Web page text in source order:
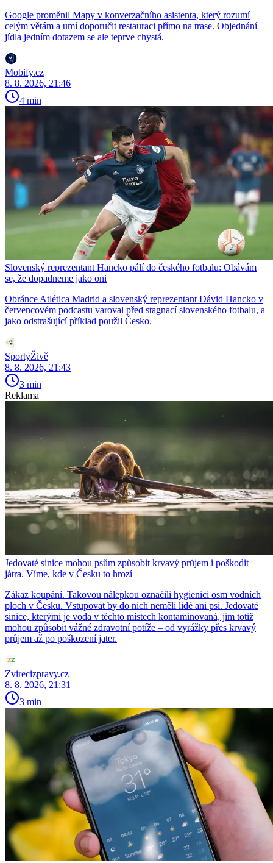
Google proměnil Mapy v konverzačního asistenta, který rozumí
celým větám a umí doporučit restauraci přímo na trase. Objednání
jídla jedním dotazem se ale teprve chystá.
Mobify.cz
8. 8. 2026, 21:46
4 min
Slovenský reprezentant Hancko pálí do českého fotbalu: Obávám
se, že dopadneme jako oni
Obránce Atlética Madrid a slovenský reprezentant Dávid Hancko v
červencovém podcastu varoval před stagnací slovenského fotbalu, a
jako odstrašující příklad použil Česko.
SportyŽivě
8. 8. 2026, 21:43
3 min
Reklama
Jedovaté sinice mohou psům způsobit krvavý průjem i poškodit
játra. Víme, kde v Česku to hrozí
Zákaz koupání. Takovou nálepkou označili hygienici osm vodních
ploch v Česku. Vstupovat by do nich neměli lidé ani psi. Jedovaté
sinice, kterými je voda v těchto místech kontaminovaná, jim totiž
mohou způsobit vážné zdravotní potíže – od vyrážky přes krvavý
průjem až po poškození jater.
Zvirecizpravy.cz
8. 8. 2026, 21:31
3 min